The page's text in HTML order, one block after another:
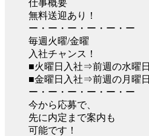
仕事概要
無料送迎あり！
ー・ー・ー・ー・ー・ー
毎週火曜/金曜
入社チャンス！
■火曜日入社⇒前週の水曜日
■金曜日入社⇒前週の月曜日
ー・ー・ー・ー・ー・ー
今から応募で、
先に内定まで案内も
可能です！